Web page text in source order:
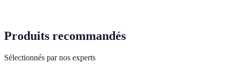
Produits recommandés
Sélectionnés par nos experts